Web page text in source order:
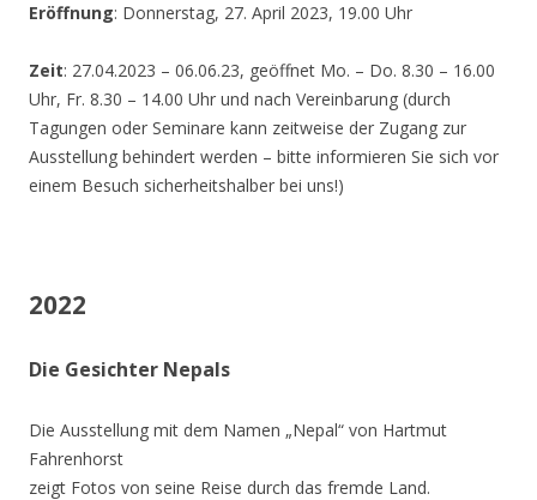
Eröffnung: Donnerstag, 27. April 2023, 19.00 Uhr
Zeit: 27.04.2023 – 06.06.23, geöffnet Mo. – Do. 8.30 – 16.00
Uhr, Fr. 8.30 – 14.00 Uhr und nach Vereinbarung (durch
Tagungen oder Seminare kann zeitweise der Zugang zur
Ausstellung behindert werden – bitte informieren Sie sich vor
einem Besuch sicherheitshalber bei uns!)
2022
Die Gesichter Nepals
Die Ausstellung mit dem Namen „Nepal“ von Hartmut
Fahrenhorst
zeigt Fotos von seine Reise durch das fremde Land.